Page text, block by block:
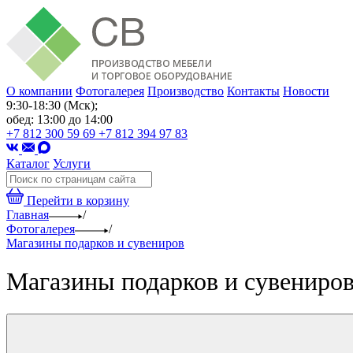
О компании Фотогалерея Производство Контакты Новости
9:30-18:30 (Мск);
обед: 13:00 до 14:00
+7 812 300 59 69 +7 812 394 97 83
Каталог Услуги
Перейти в корзину
Главная
/
Фотогалерея
/
Магазины подарков и сувениров
Магазины подарков и